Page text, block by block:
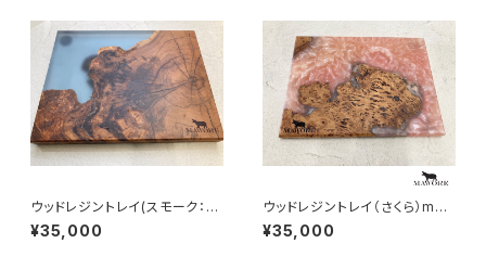
ウッドレジントレイ(スモーク：あ
んずの木)mawore-r013
¥35,000
ウッドレジントレイ（さくら）maw
ore-r012
¥35,000